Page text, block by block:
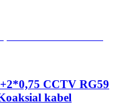
CCTV RG59
kabel